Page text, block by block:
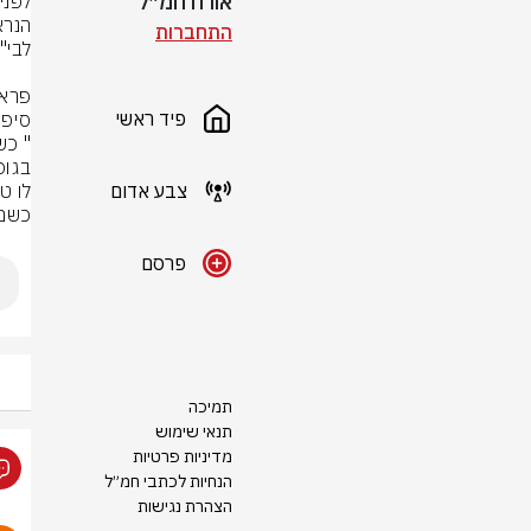
התחברות
פיד ראשי
צבע אדום
פרסם
תמיכה
תנאי שימוש
מדיניות פרטיות
הנחיות לכתבי חמ״ל
הצהרת נגישות